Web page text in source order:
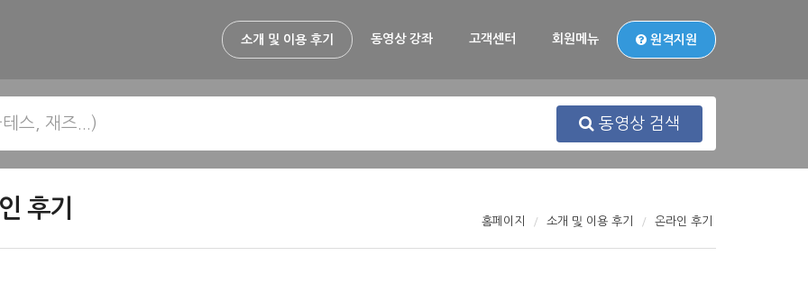
소개 및 이용 후기 동영상 강좌 고객센터 회원메뉴 원격지원
동영상 검색
후기
홈페이지 소개 및 이용 후기 온라인 후기